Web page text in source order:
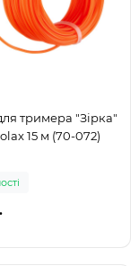
тримера "Зірка"
15 м (70-072)